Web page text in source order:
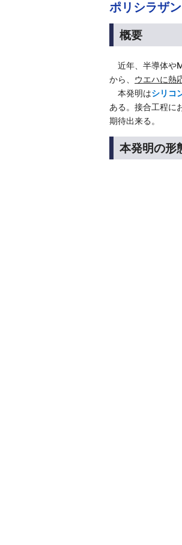
ポリシラザ
概要
近年、半導体や
から、 ウエハに熱
本発明はシリコ
ある。接合工程に
期待出来る。
本発明の形